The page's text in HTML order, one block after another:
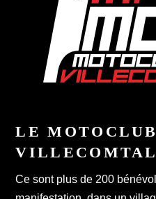
LE
VILLECOMTAL
Ce sont plus de 200